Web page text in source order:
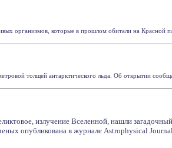
организмов, которые в прошлом обитали на Красной
толщей антарктического льда. Об открытии
излучение Вселенной, нашли
опубликована в журнале Astrophysical